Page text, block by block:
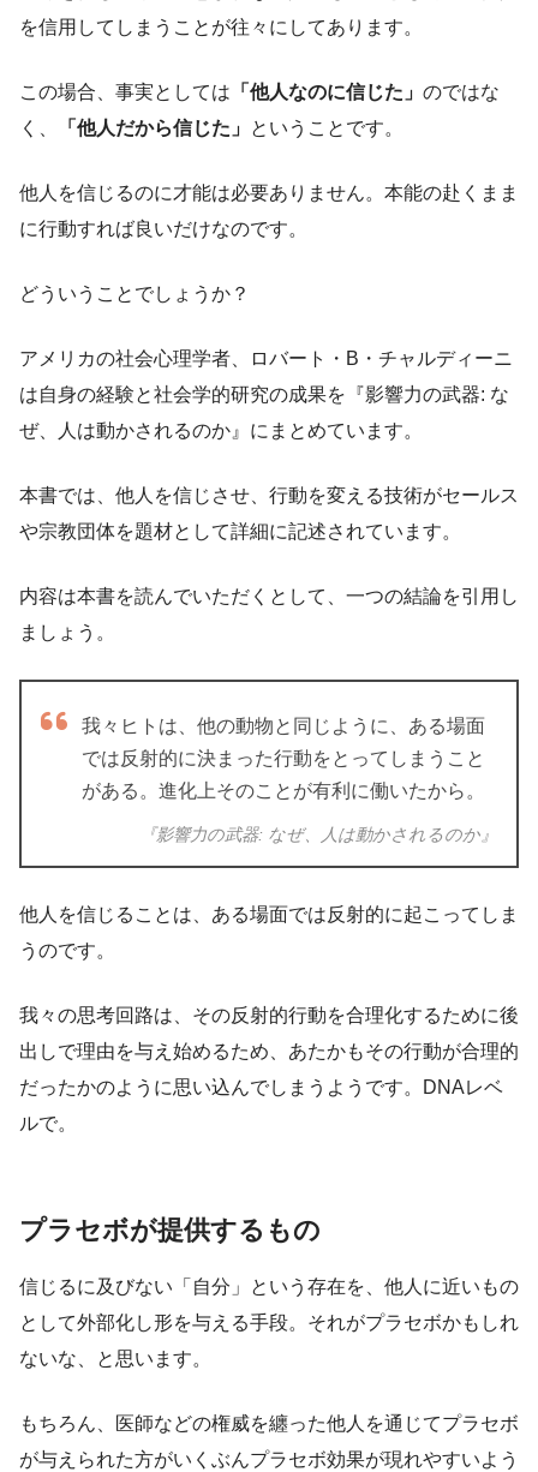
を信用してしまうことが往々にしてあります。
この場合、事実としては 「他人なのに信じた」 のではな
く、
「他人だから信じた」 ということです。
他人を信じるのに才能は必要ありません。本能の赴くまま
に行動すれば良いだけなのです。
どういうことでしょうか？
アメリカの社会心理学者、ロバート・B・チャルディーニ
は自身の経験と社会学的研究の成果を『影響力の武器: な
ぜ、人は動かされるのか』にまとめています。
本書では、他人を信じさせ、行動を変える技術がセールス
や宗教団体を題材として詳細に記述されています。
内容は本書を読んでいただくとして、一つの結論を引用し
ましょう。
我々ヒトは、他の動物と同じように、ある場面
では反射的に決まった行動をとってしまうこと
がある。進化上そのことが有利に働いたから。
『影響力の武器: なぜ、人は動かされるのか』
他人を信じることは、ある場面では反射的に起こってしま
うのです。
我々の思考回路は、その反射的行動を合理化するために後
出しで理由を与え始めるため、あたかもその行動が合理的
だったかのように思い込んでしまうようです。DNAレベ
ルで。
プラセボが提供するもの
信じるに及びない「自分」という存在を、他人に近いもの
として外部化し形を与える手段。それがプラセボかもしれ
ないな、と思います。
もちろん、医師などの権威を纏った他人を通じてプラセボ
が与えられた方がいくぶんプラセボ効果が現れやすいよう